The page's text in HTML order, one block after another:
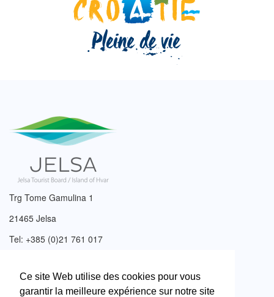
Ce site Web utilise des cookies pour vous
garantir la meilleure expérience sur notre site
Trg Tome Gamulina 1
21465 Jelsa
Tel: +385 (0)21 761 017